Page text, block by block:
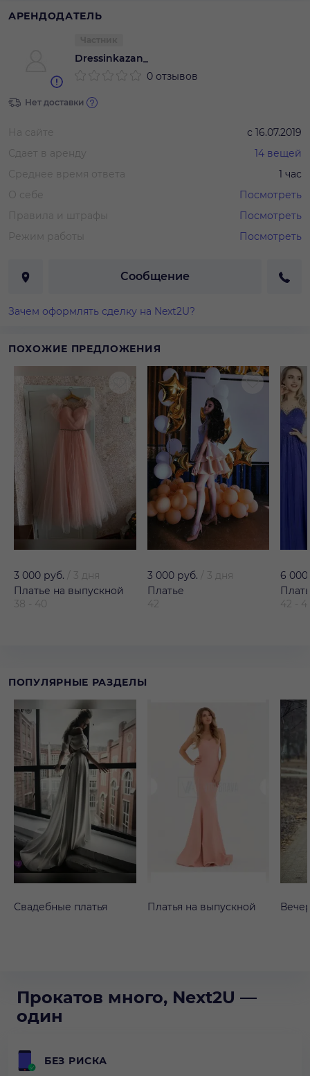
АРЕНДОДАТЕЛЬ
Dressinkazan_
0 отзывов
Нет доставки
На сайте с 16.07.2019
Сдает в аренду
14 вещей
Среднее время ответа
1 час
О себе
Посмотреть
Правила и штрафы
Посмотреть
Режим работы
Посмотреть
Сообщение
Зачем оформлять сделку на Next2U?
ПОХОЖИЕ ПРЕДЛОЖЕНИЯ
3 000 руб.
3 дня
Платье на выпускной
38 - 40
3 000 руб.
3 дня
Платье
42
6
42 -
ПОПУЛЯРНЫЕ РАЗДЕЛЫ
Свадебные платья Платья на выпускной
Прокатов много, Next2U —
один
БЕЗ РИСКА